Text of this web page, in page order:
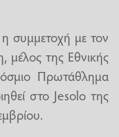
η συμμετοχή με τον
μέλος της Εθνικής
Πρωτάθλημα
στο Jesolo της